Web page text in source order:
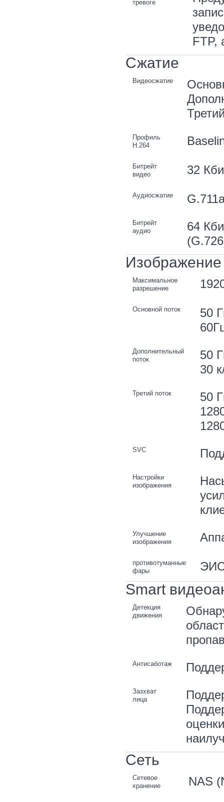
тревоге
FTP,
Сжатие
Видеосжатие
Профиль
H.264
Битрейт
видео
32
Аудиосжатие
Битрейт
аудио
64
Изображение
Максимальное
разрешение
Основной поток
50
Дополнительный
поток
50
30
Третий поток
50
SVC
Настройки
изображения
Улучшение
изображения
противотуманные
фары
Smart
Детекция
движения
Антисаботаж
Зазхват
лица
Сеть
Сетевое
хранение
NAS